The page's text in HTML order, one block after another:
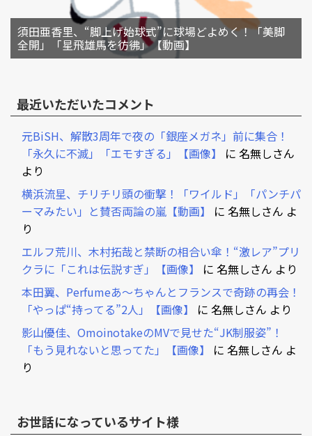
須田亜香里、“脚上げ始球式”に球場どよめく！「美脚
全開」「星飛雄馬を彷彿」【動画】
最近いただいたコメント
元BiSH、解散3周年で夜の「銀座メガネ」前に集合！
「永久に不滅」「エモすぎる」【画像】
に 名無しさん
より
横浜流星、チリチリ頭の衝撃！「ワイルド」「パンチパ
ーマみたい」と賛否両論の嵐【動画】
に 名無しさん よ
り
エルフ荒川、木村拓哉と禁断の相合い傘！“激レア”プリ
クラに「これは伝説すぎ」【画像】
に 名無しさん より
本田翼、Perfumeあ～ちゃんとフランスで奇跡の再会！
「やっぱ“持ってる”2人」【画像】
に 名無しさん より
影山優佳、OmoinotakeのMVで見せた“JK制服姿”！
「もう見れないと思ってた」【画像】
に 名無しさん よ
り
お世話になっているサイト様